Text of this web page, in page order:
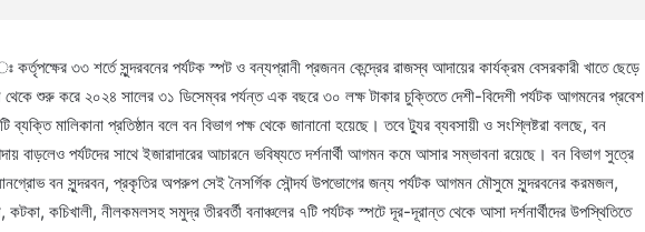
কর্তৃপক্ষের ৩৩ শর্তে সুন্দরবনের পর্যটক স্পট ও বন্যপ্রানী প্রজনন কেন্দ্রের রাজস্ব আদায়ের কার্যক্রম বেসরকারী খাতে ছেড়ে
থেকে শুরু করে ২০২৪ সালের ৩১ ডিসেম্বর পর্যন্ত এক বছরে ৩০ লক্ষ টাকার চুক্তিতে দেশী-বিদেশী পর্যটক আগমনের প্রবেশ
মালিকানা প্রতিষ্ঠান বলে বন বিভাগ পক্ষ থেকে জানানো হয়েছে। তবে ট্যুর ব্যবসায়ী ও সংশ্লিষ্টরা বলছে, বন
বাড়লেও পর্যটদের সাথে ইজারাদারের আচারনে ভবিষ্যতে দর্শনার্থী আগমন কমে আসার সম্ভাবনা রয়েছে। বন বিভাগ সুত্রে
বন সুন্দরবন, প্রকৃতির অপরুপ সেই নৈসর্গিক সৌন্দর্য উপভোগের জন্য পর্যটক আগমন মৌসুমে সুন্দরবনের করমজল,
কটকা, কচিখালী, নীলকমলসহ সমুদ্র তীরবর্তী বনাঞ্চলের ৭টি পর্যটক স্পটে দূর-দূরান্ত থেকে আসা দর্শনার্থীদের উপস্থিতিতে